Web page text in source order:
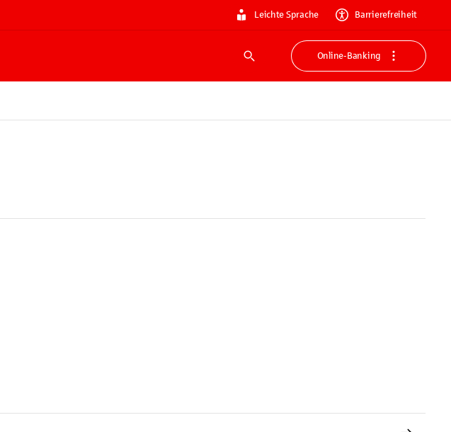
Leichte Sprache Barrierefreiheit
Suche
Online-Banking